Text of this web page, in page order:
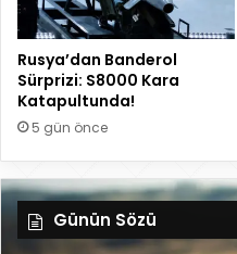
Rusya’dan Banderol
Sürprizi: S8000 Kara
Katapultunda!
5 gün önce
Günün Sözü